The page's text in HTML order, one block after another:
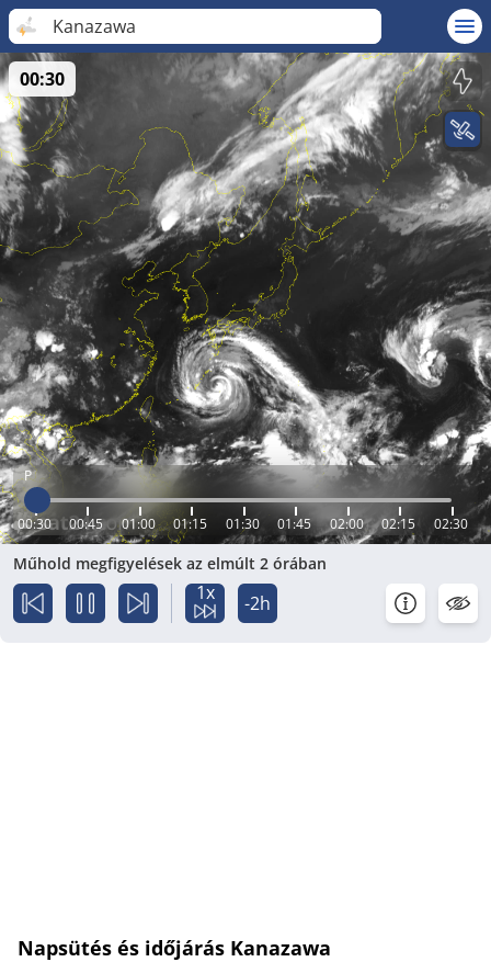
Kanazawa
P
00:30 00:45 01:00 01:15 01:30 01:45 02:00 02:15 02:30
00:30
Műhold megfigyelések az elmúlt 2 órában
1x -2h
Napsütés és időjárás Kanazawa